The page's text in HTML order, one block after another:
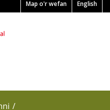
English
Map o'r wefan